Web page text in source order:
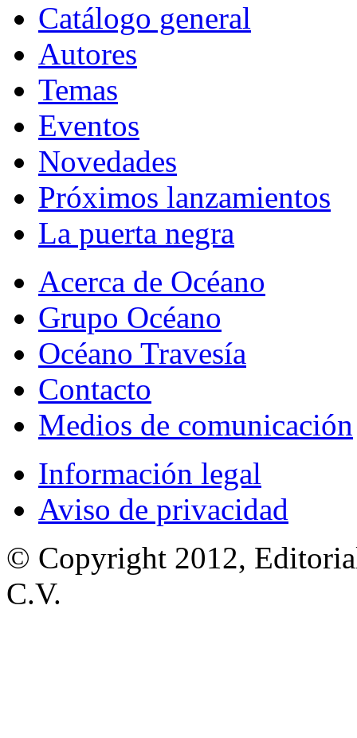
Catálogo general
Autores
Temas
Eventos
Novedades
Próximos lanzamientos
La puerta negra
Acerca de Océano
Grupo Océano
Océano Travesía
Contacto
Medios de comunicación
Información legal
Aviso de privacidad
© Copyright 2012,
C.V.